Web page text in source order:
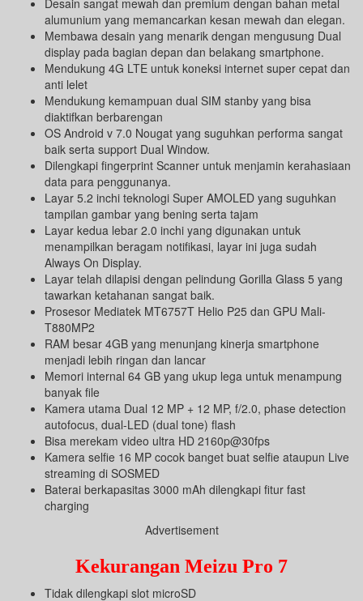
Desain sangat mewah dan premium dengan bahan metal
alumunium yang memancarkan kesan mewah dan elegan.
Membawa desain yang menarik dengan mengusung Dual
display pada bagian depan dan belakang smartphone.
Mendukung 4G LTE untuk koneksi internet super cepat dan
anti lelet
Mendukung kemampuan dual SIM stanby yang bisa
diaktifkan berbarengan
OS Android v 7.0 Nougat yang suguhkan performa sangat
baik serta support Dual Window.
Dilengkapi fingerprint Scanner untuk menjamin kerahasiaan
data para penggunanya.
Layar 5.2 inchi teknologi Super AMOLED yang suguhkan
tampilan gambar yang bening serta tajam
Layar kedua lebar 2.0 inchi yang digunakan untuk
menampilkan beragam notifikasi, layar ini juga sudah
Always On Display.
Layar telah dilapisi dengan pelindung Gorilla Glass 5 yang
tawarkan ketahanan sangat baik.
Prosesor Mediatek MT6757T Helio P25 dan GPU Mali-
T880MP2
RAM besar 4GB yang menunjang kinerja smartphone
menjadi lebih ringan dan lancar
Memori internal 64 GB yang ukup lega untuk menampung
banyak file
Kamera utama Dual 12 MP + 12 MP, f/2.0, phase detection
autofocus, dual-LED (dual tone) flash
Bisa merekam video ultra HD 2160p@30fps
Kamera selfie 16 MP cocok banget buat selfie ataupun Live
streaming di SOSMED
Baterai berkapasitas 3000 mAh dilengkapi fitur fast
charging
Advertisement
Kekurangan Meizu Pro 7
Tidak dilengkapi slot microSD